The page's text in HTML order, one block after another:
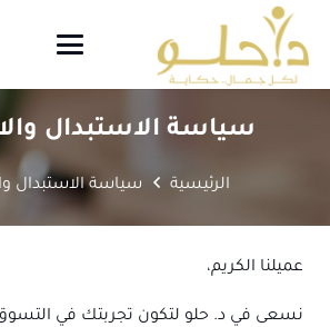
سياسة الاستبدال
الرئيسية سياسة الاستبدال
عميلنا الكريم،
نسعى في د. حلو لتكون تجربتك في التسوق